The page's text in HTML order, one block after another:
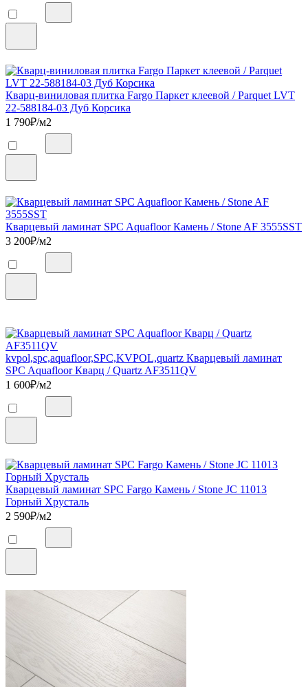
Кварц-виниловая плитка Fargo Паркет клеевой / Parquet LVT
22-588184-03 Дуб Корсика
1 790₽/м2
Кварцевый ламинат SPC Aquafloor Камень / Stone AF 3555SST
3 200₽/м2
kvpol,spc,aquafloor,SPC,KVPOL,quartz Кварцевый ламинат
SPC Aquafloor Кварц / Quartz AF3511QV
1 600₽/м2
Кварцевый ламинат SPC Fargo Камень / Stone JC 11013
Горный Хрусталь
2 590₽/м2